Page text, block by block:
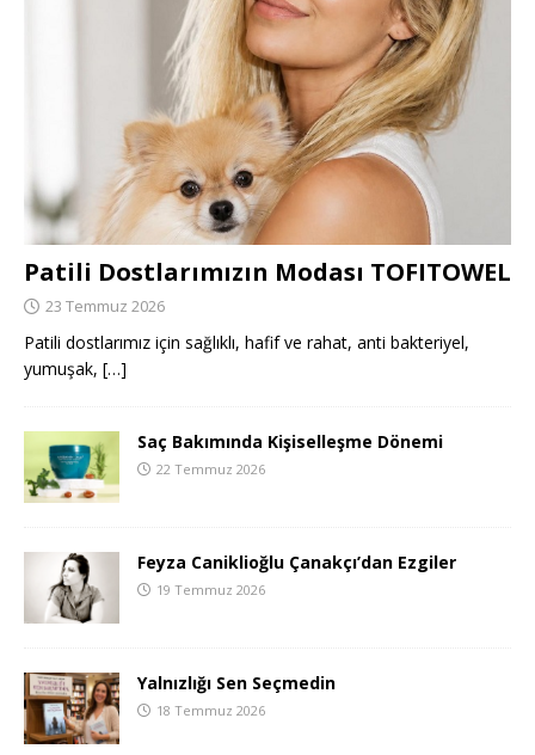
Patili Dostlarımızın Modası TOFITOWEL
23 Temmuz 2026
Patili dostlarımız için sağlıklı, hafif ve rahat, anti bakteriyel,
yumuşak, […]
Saç Bakımında Kişiselleşme Dönemi
22 Temmuz 2026
Feyza Caniklioğlu Çanakçı’dan Ezgiler
19 Temmuz 2026
Yalnızlığı Sen Seçmedin
18 Temmuz 2026